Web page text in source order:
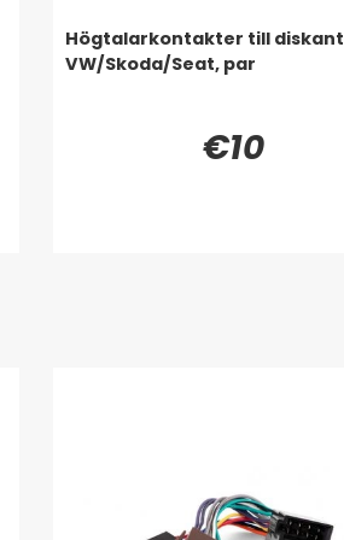
Högtalarkontakter till diskant
VW/Skoda/Seat, par
€10